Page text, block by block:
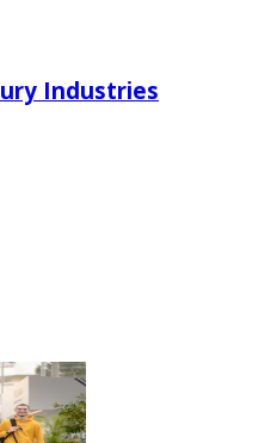
Industries